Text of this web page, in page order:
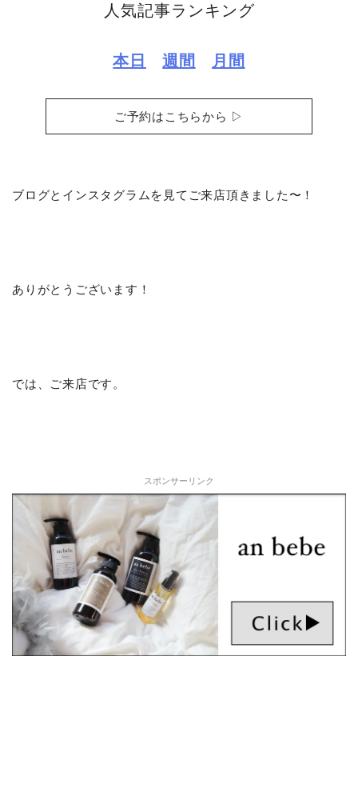
人気記事ランキング
本日 週間 月間
ご予約はこちらから ▷
ブログとインスタグラムを見てご来店頂きました〜！
ありがとうございます！
では、ご来店です。
スポンサーリンク